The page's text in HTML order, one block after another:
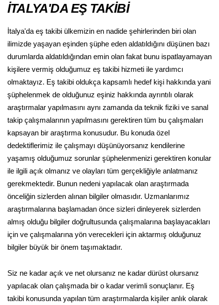
İTALYA'DA EŞ TAKİBİ
İtalya'da eş takibi ülkemizin en nadide şehirlerinden biri olan
ilimizde yaşayan eşinden şüphe eden aldatıldığını düşünen bazı
durumlarda aldatıldığından emin olan fakat bunu ispatlayamayan
kişilere vermiş olduğumuz eş takibi hizmeti ile yardımcı
olmaktayız. Eş takibi oldukça kapsamlı hedef kişi hakkında yani
şüphelenmek de olduğunuz eşiniz hakkında ayrıntılı olarak
araştırmalar yapılmasını aynı zamanda da teknik fiziki ve sanal
takip çalışmalarının yapılmasını gerektiren tüm bu çalışmaları
kapsayan bir araştırma konusudur. Bu konuda özel
dedektiflerimiz ile çalışmayı düşünüyorsanız kendilerine
yaşamış olduğumuz sorunlar şüphelenmenizi gerektiren konular
ile ilgili açık olmanız ve olayları tüm gerçekliğiyle anlatmanız
gerekmektedir. Bunun nedeni yapılacak olan araştırmada
önceliğin sizlerden alınan bilgiler olmasıdır. Uzmanlarımız
araştırmalarına başlamadan önce sizleri dinleyerek sizlerden
almış olduğu bilgiler doğrultusunda çalışmalarına başlayacakları
için ve çalışmalarına yön verecekleri için aktarmış olduğunuz
bilgiler büyük bir önem taşımaktadır.
Siz ne kadar açık ve net olursanız ne kadar dürüst olursanız
yapılacak olan çalışmada bir o kadar verimli sonuçlanır. Eş
takibi konusunda yapılan tüm araştırmalarda kişiler anlık olarak